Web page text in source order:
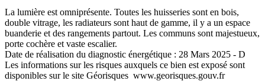
La lumière est omniprésente. Toutes les huisseries sont en bois,
double vitrage, les radiateurs sont haut de gamme, il y a un espace
buanderie et des rangements partout. Les communs sont majestueux,
porte cochère et vaste escalier.
Date de réalisation du diagnostic énergétique : 28 Mars 2025 - D
Les informations sur les risques auxquels ce bien est exposé sont
disponibles sur le site Géorisques www.georisques.gouv.fr